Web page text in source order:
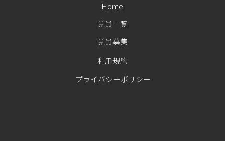
党員一覧
党員募集
利用規約
Home
プライバシーポリシー